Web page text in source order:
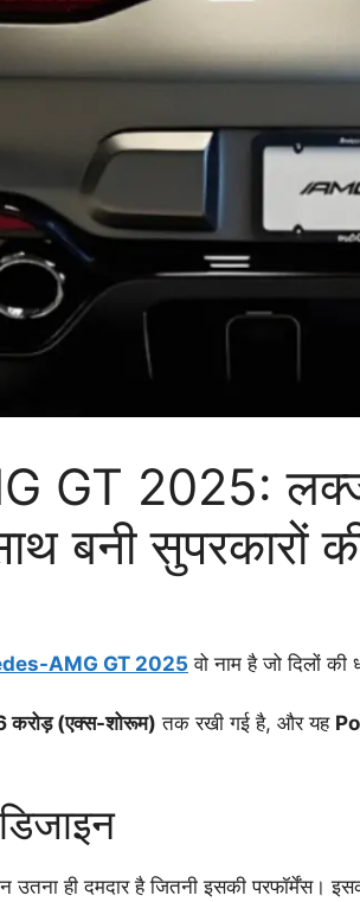
GT 2025:
बनी सुपरकारों
AMG GT 2025 वो नाम है जो दिलों
करोड़ (एक्स-शोरूम) तक रखी गई है, और यह
उतना ही दमदार है जितनी इसकी परफॉर्मेंस।